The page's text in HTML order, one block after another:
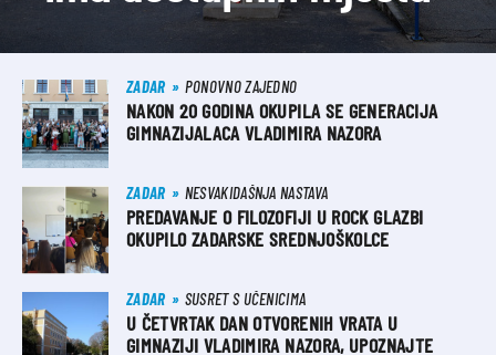
ZADAR PONOVNO ZAJEDNO
NAKON 20 GODINA OKUPILA SE GENERACIJA
GIMNAZIJALACA VLADIMIRA NAZORA
ZADAR NESVAKIDAŠNJA NASTAVA
PREDAVANJE O FILOZOFIJI U ROCK GLAZBI
OKUPILO ZADARSKE SREDNJOŠKOLCE
ZADAR SUSRET S UČENICIMA
U ČETVRTAK DAN OTVORENIH VRATA U
GIMNAZIJI VLADIMIRA NAZORA, UPOZNAJTE